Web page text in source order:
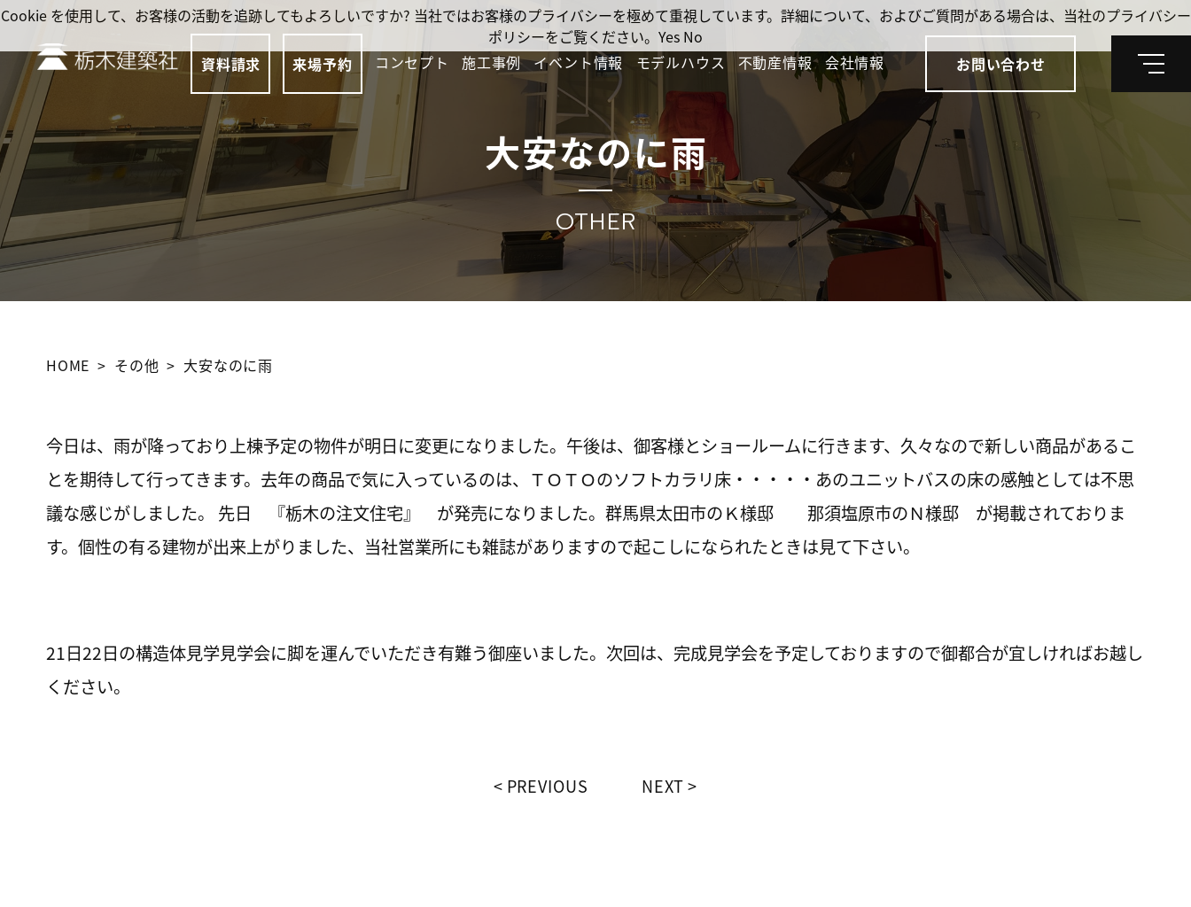
資料請求 来場予約 コンセプト 施工事例 イベント情報 モデルハウス 不動産情報 会社情報 お問い合わせ
メ
大安なのに雨
OTHER
HOME その他 大安なのに雨
今日は、雨が降っており上棟予定の物件が明日に変更になりました。午後は、御客様とショールームに行きます、久々なので新しい商品があるこ
とを期待して行ってきます。去年の商品で気に入っているのは、ＴＯＴＯのソフトカラリ床・・・・・あのユニットバスの床の感触としては不思
議な感じがしました。 先日 『栃木の注文住宅』 が発売になりました。群馬県太田市のＫ様邸 那須塩原市のＮ様邸 が掲載されておりま
す。個性の有る建物が出来上がりました、当社営業所にも雑誌がありますので起こしになられたときは見て下さい。
21日22日の構造体見学見学会に脚を運んでいただき有難う御座いました。次回は、完成見学会を予定しておりますので御都合が宜しければお越し
ください。
PREVIOUS NEXT
Cookie を使用して、お客様の活動を追跡してもよろしいですか? 当社ではお客様のプライバシーを極めて重視しています。詳細について、およびご質問がある場合は、当社のプライバシー
ポリシーをご覧ください。 Yes No